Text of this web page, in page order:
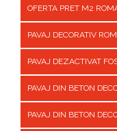
OFERTA PRET M2
PAVAJ DECORATIV
PAVAJ DEZACTIVAT
PAVAJ DIN BETON
PAVAJ DIN BETON